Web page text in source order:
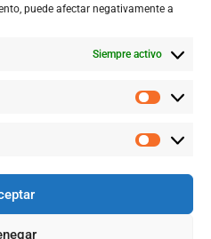
puede afectar negativamente a
Siempre activo
# 128 - 24 Suba